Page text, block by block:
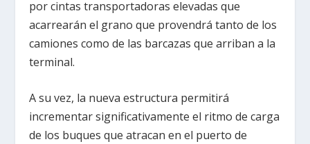
por cintas transportadoras elevadas que
acarrearán el grano que provendrá tanto de los
camiones como de las barcazas que arriban a la
terminal.
A su vez, la nueva estructura permitirá
incrementar significativamente el ritmo de carga
de los buques que atracan en el puerto de